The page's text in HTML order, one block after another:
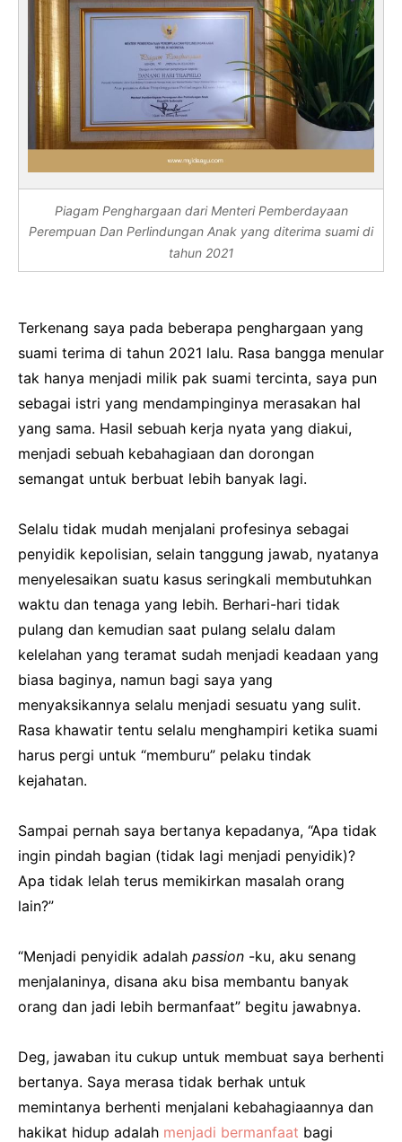
Piagam Penghargaan dari Menteri Pemberdayaan
Perempuan Dan Perlindungan Anak yang diterima suami di
tahun 2021
Terkenang saya pada beberapa penghargaan yang
suami terima di tahun 2021 lalu. Rasa bangga menular
tak hanya menjadi milik pak suami tercinta, saya pun
sebagai istri yang mendampinginya merasakan hal
yang sama. Hasil sebuah kerja nyata yang diakui,
menjadi sebuah kebahagiaan dan dorongan
semangat untuk berbuat lebih banyak lagi.
Selalu tidak mudah menjalani profesinya sebagai
penyidik ​​kepolisian, selain tanggung jawab, nyatanya
menyelesaikan suatu kasus seringkali membutuhkan
waktu dan tenaga yang lebih. Berhari-hari tidak
pulang dan kemudian saat pulang selalu dalam
kelelahan yang teramat sudah menjadi keadaan yang
biasa baginya, namun bagi saya yang
menyaksikannya selalu menjadi sesuatu yang sulit.
Rasa khawatir tentu selalu menghampiri ketika suami
harus pergi untuk “memburu” pelaku tindak
kejahatan.
Sampai pernah saya bertanya kepadanya, “Apa tidak
ingin pindah bagian (tidak lagi menjadi penyidik)?
Apa tidak lelah terus memikirkan masalah orang
lain?”
“Menjadi penyidik ​​adalah passion -ku, aku senang
menjalaninya, disana aku bisa membantu banyak
orang dan jadi lebih bermanfaat” begitu jawabnya.
Deg, jawaban itu cukup untuk membuat saya berhenti
bertanya. Saya merasa tidak berhak untuk
memintanya berhenti menjalani kebahagiaannya dan
hakikat hidup adalah menjadi bermanfaat bagi